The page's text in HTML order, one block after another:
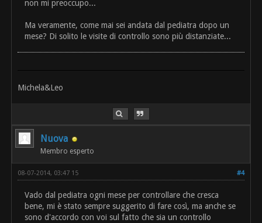
non mi preoccupo...
Ma veramente, come mai sei andata dal pediatra dopo un
mese? Di solito le visite di controllo sono più distanziate...
Michela&Leo
Nuova
Membro esperto
#4
08-07-2014, 03:47 15
Vado dal pediatra ogni mese per controllare che cresca
bene, mi è stato sempre suggerito di fare così, ma anche se
sono d'accordo con voi sul fatto che sia un controllo